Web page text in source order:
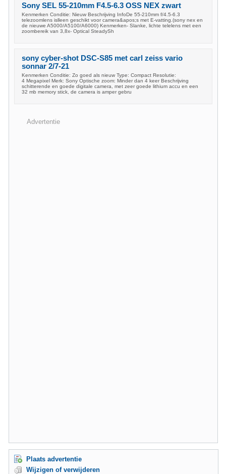
Sony SEL 55-210mm F4.5-6.3 OSS NEX zwart
Kenmerken Conditie: Nieuw Beschrijving InfoDe 55-210mm f/4.5-6.3
telezoomlens islleen geschikt voor camera&apos;s met E-vatting.(sony nex en
de nieuwe A5000/A5100/A6000) Kenmerken- Slanke, lichte telelens met een
zoombereik van 3,8x- Optical SteadySh
sony cyber-shot DSC-S85 met carl zeiss vario
sonnar 2/7-21
Kenmerken Conditie: Zo goed als nieuw Type: Compact Resolutie:
4 Megapixel Merk: Sony Optische zoom: Minder dan 4 keer Beschrijving
schitterende en goede digitale camera, met zeer goede lithium accu en een
32 mb memory stick, de camera is amper gebru
Advertentie
Plaats advertentie
Wijzigen of verwijderen